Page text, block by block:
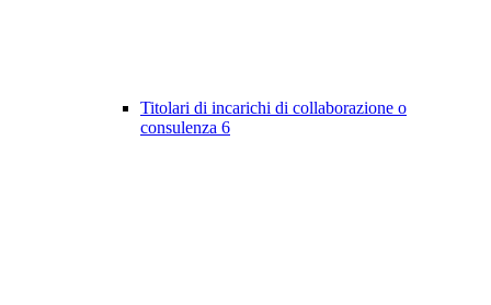
Titolari di incarichi di collaborazione o
consulenza 6